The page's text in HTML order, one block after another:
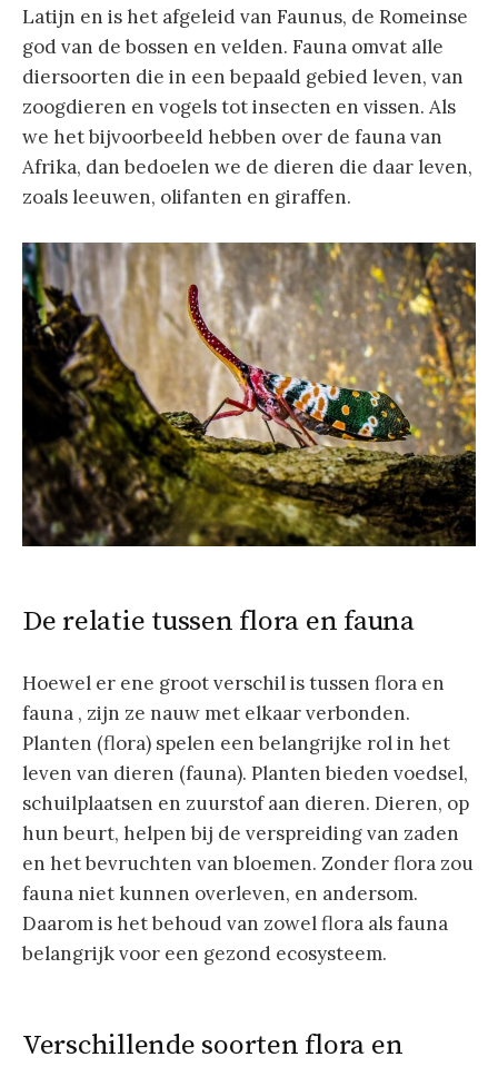
Latijn en is het afgeleid van Faunus, de Romeinse
god van de bossen en velden. Fauna omvat alle
diersoorten die in een bepaald gebied leven, van
zoogdieren en vogels tot insecten en vissen. Als
we het bijvoorbeeld hebben over de fauna van
Afrika, dan bedoelen we de dieren die daar leven,
zoals leeuwen, olifanten en giraffen.
De relatie tussen flora en fauna
Hoewel er ene groot verschil is tussen flora en
fauna , zijn ze nauw met elkaar verbonden.
Planten (flora) spelen een belangrijke rol in het
leven van dieren (fauna). Planten bieden voedsel,
schuilplaatsen en zuurstof aan dieren. Dieren, op
hun beurt, helpen bij de verspreiding van zaden
en het bevruchten van bloemen. Zonder flora zou
fauna niet kunnen overleven, en andersom.
Daarom is het behoud van zowel flora als fauna
belangrijk voor een gezond ecosysteem.
Verschillende soorten flora en